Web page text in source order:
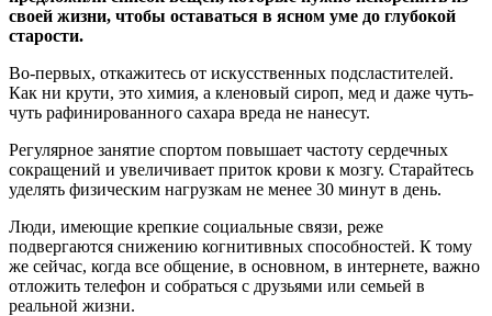
своей жизни, чтобы оставаться в ясном уме до глубокой
старости.
Во-первых, откажитесь от искусственных подсластителей.
Как ни крути, это химия, а кленовый сироп, мед и даже чуть-
чуть рафинированного сахара вреда не нанесут.
Регулярное занятие спортом повышает частоту сердечных
сокращений и увеличивает приток крови к мозгу. Старайтесь
уделять физическим нагрузкам не менее 30 минут в день.
Люди, имеющие крепкие социальные связи, реже
подвергаются снижению когнитивных способностей. К тому
же сейчас, когда все общение, в основном, в интернете, важно
отложить телефон и собраться с друзьями или семьей в
реальной жизни.